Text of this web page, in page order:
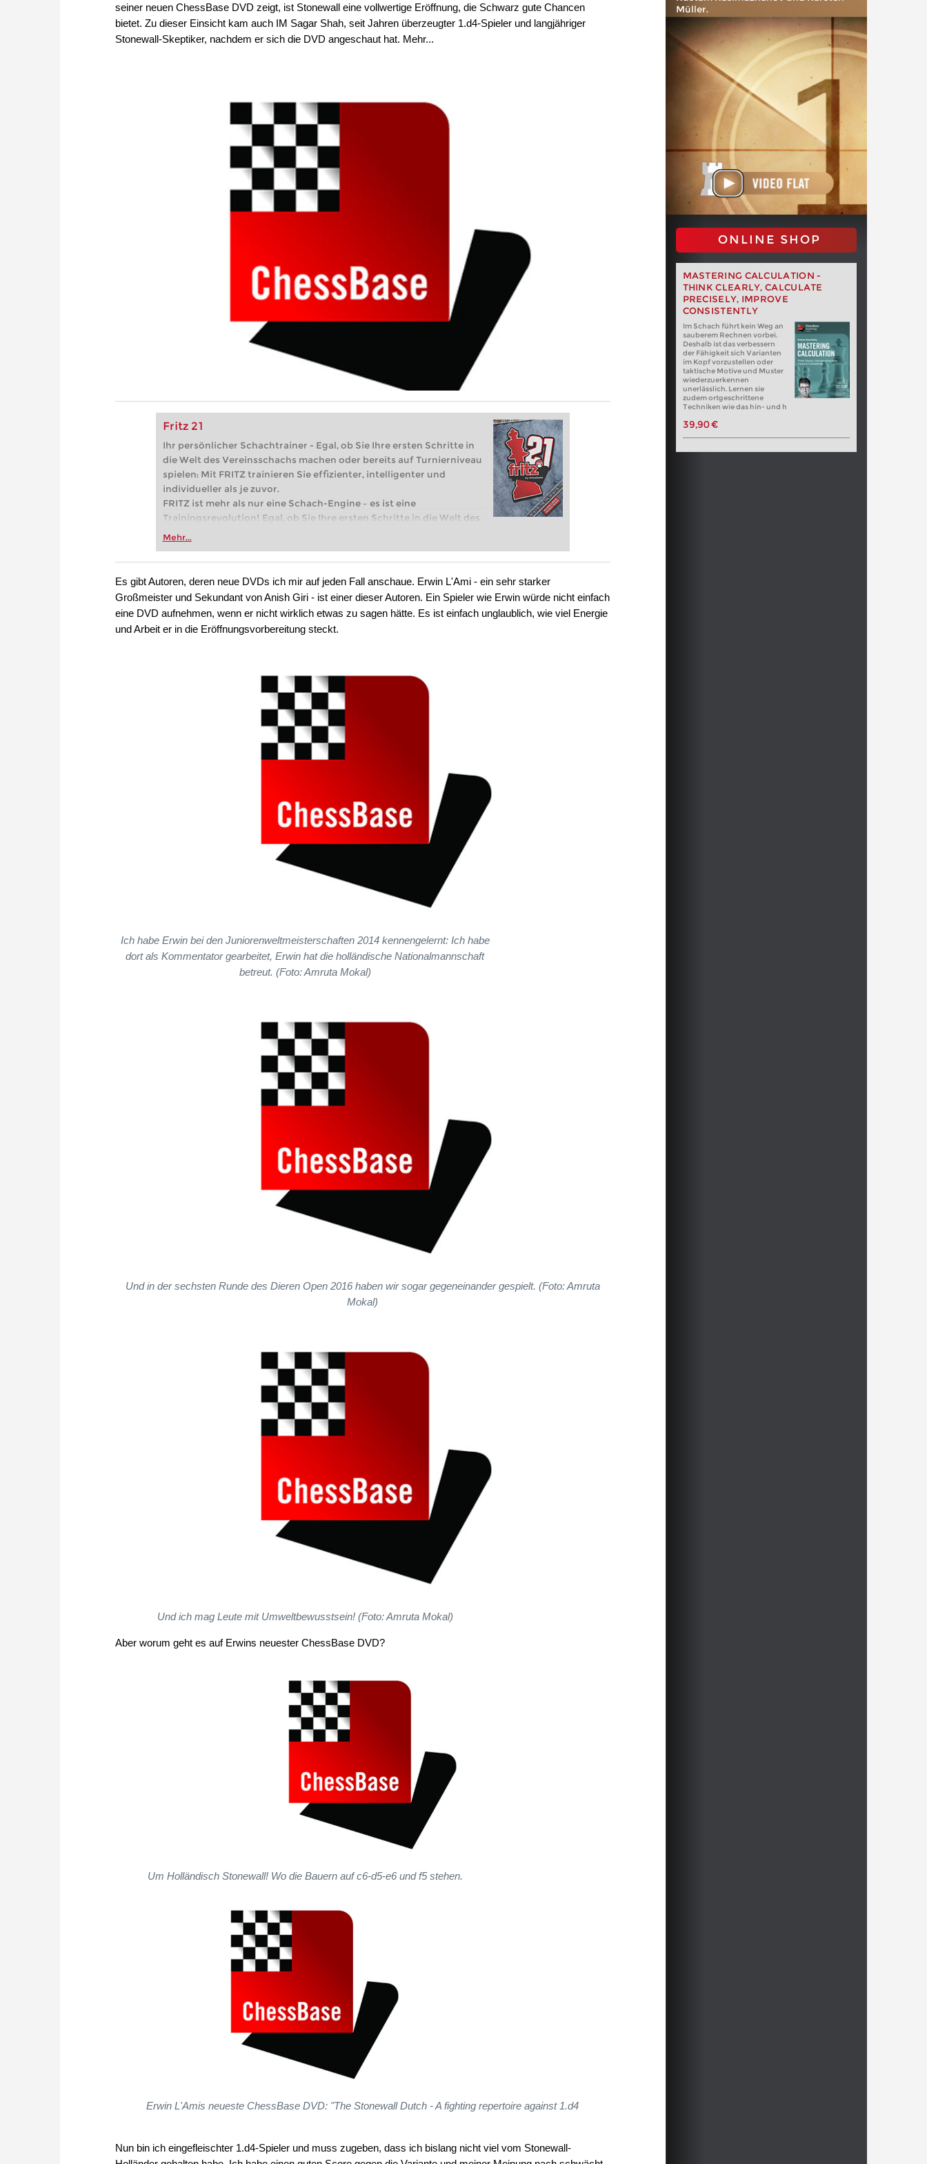
seiner neuen ChessBase DVD zeigt, ist Stonewall eine vollwertige Eröffnung, die Schwarz gute Chancen
bietet. Zu dieser Einsicht kam auch IM Sagar Shah, seit Jahren überzeugter 1.d4-Spieler und langjähriger
Stonewall-Skeptiker, nachdem er sich die DVD angeschaut hat. Mehr...
Fritz 21
Ihr persönlicher Schachtrainer - Egal, ob Sie Ihre ersten Schritte in
die Welt des Vereinsschachs machen oder bereits auf Turnierniveau
spielen: Mit FRITZ trainieren Sie effizienter, intelligenter und
individueller als je zuvor.
FRITZ ist mehr als nur eine Schach-Engine – es ist eine
Trainingsrevolution! Egal, ob Sie Ihre ersten Schritte in die Welt des
Vereinsschachs machen oder bereits auf Turnierniveau spielen: Mit
zuvor.
Mehr...
Müller.
ONLINE SHOP
MASTERING CALCULATION -
THINK CLEARLY, CALCULATE
PRECISELY, IMPROVE
CONSISTENTLY
Im Schach führt kein Weg an
sauberem Rechnen vorbei.
Deshalb ist das verbessern
der Fähigkeit sich Varianten
im Kopf vorzustellen oder
taktische Motive und Muster
wiederzuerkennen
unerlässlich. Lernen sie
zudem ortgeschrittene
Techniken wie das hin- und h
39,90 €
Es gibt Autoren, deren neue DVDs ich mir auf jeden Fall anschaue. Erwin L'Ami - ein sehr starker
Großmeister und Sekundant von Anish Giri - ist einer dieser Autoren. Ein Spieler wie Erwin würde nicht einfach
eine DVD aufnehmen, wenn er nicht wirklich etwas zu sagen hätte. Es ist einfach unglaublich, wie viel Energie
und Arbeit er in die Eröffnungsvorbereitung steckt.
Ich habe Erwin bei den Juniorenweltmeisterschaften 2014 kennengelernt: Ich habe
dort als Kommentator gearbeitet, Erwin hat die holländische Nationalmannschaft
betreut. (Foto: Amruta Mokal)
Und in der sechsten Runde des Dieren Open 2016 haben wir sogar gegeneinander gespielt. (Foto: Amruta
Mokal)
Und ich mag Leute mit Umweltbewusstsein! (Foto: Amruta Mokal)
Aber worum geht es auf Erwins neuester ChessBase DVD?
Um Holländisch Stonewall! Wo die Bauern auf c6-d5-e6 und f5 stehen.
Erwin L'Amis neueste ChessBase DVD: "The Stonewall Dutch - A fighting repertoire against 1.d4
Nun bin ich eingefleischter 1.d4-Spieler und muss zugeben, dass ich bislang nicht viel vom Stonewall-